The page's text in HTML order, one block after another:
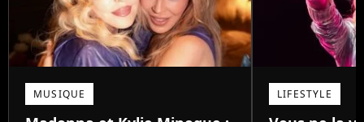
MUSIQUE LIFESTYLE